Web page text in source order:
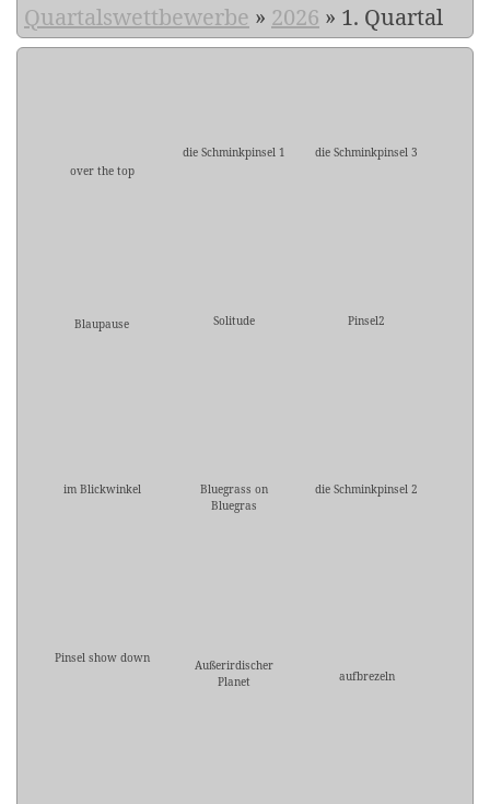
Quartalswettbewerbe » 2026 » 1. Quartal
over the top
die Schminkpinsel 1 die Schminkpinsel 3
Blaupause Solitude Pinsel2
im Blickwinkel
Bluegrass on
Bluegras
die Schminkpinsel 2
Pinsel show down
Außerirdischer
Planet
aufbrezeln